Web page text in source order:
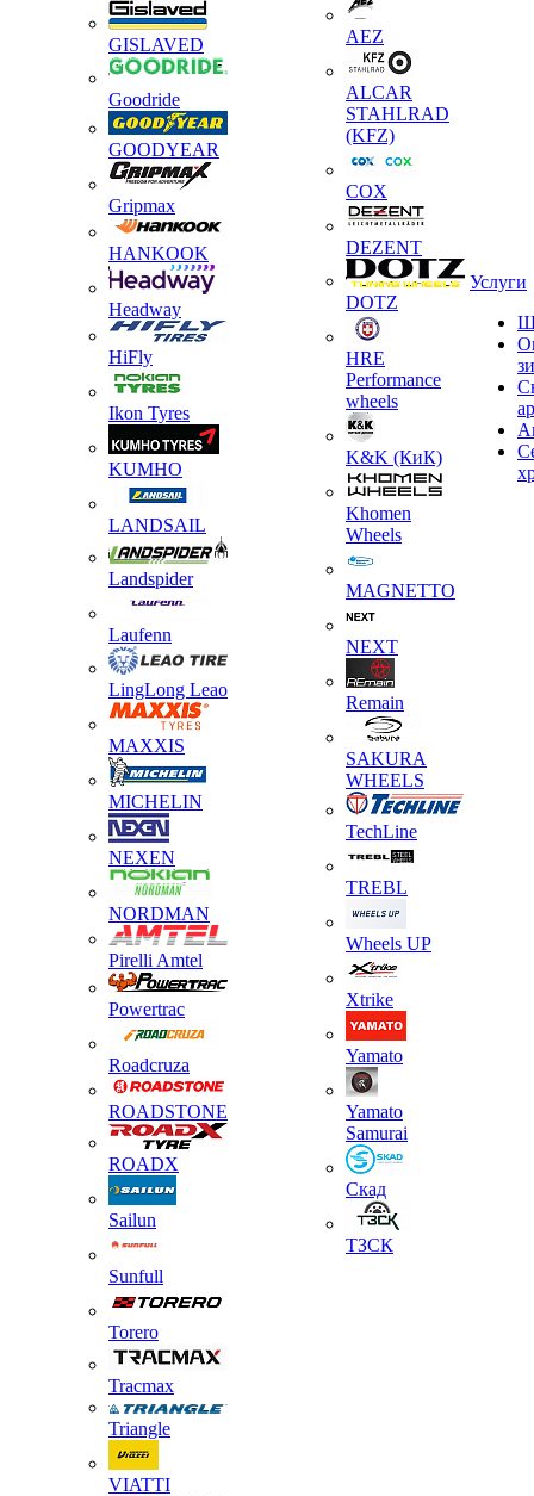
GISLAVED
Goodride
GOODYEAR
Gripmax
HANKOOK
Headway
HiFly
Ikon Tyres
KUMHO
LANDSAIL
Landspider
Laufenn
LingLong Leao
MAXXIS
MICHELIN
NEXEN
NORDMAN
Pirelli Amtel
Powertrac
Roadcruza
ROADSTONE
ROADX
Sailun
Sunfull
Torero
Tracmax
Triangle
VIATTI
AEZ
ALCAR
STAHLRAD
(KFZ)
COX
DEZENT
DOTZ
HRE
Performance
wheels
K&K (КиК)
Khomen
Wheels
MAGNETTO
NEXT
Remain
SAKURA
WHEELS
TechLine
TREBL
Wheels UP
Xtrike
Yamato
Yamato
Samurai
Скад
ТЗСК
Услуги